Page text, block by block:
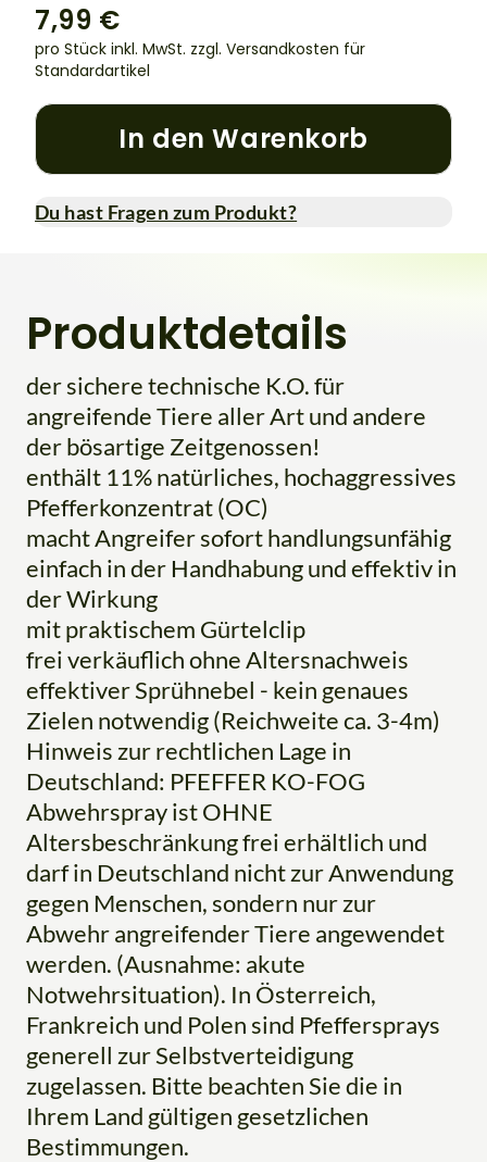
7,99 €
pro Stück inkl. MwSt. zzgl. Versandkosten für
Standardartikel
In den Warenkorb
Du hast Fragen zum Produkt?
Produktdetails
der sichere technische K.O. für
angreifende Tiere aller Art und andere
der bösartige Zeitgenossen!
enthält 11% natürliches, hochaggressives
Pfefferkonzentrat (OC)
macht Angreifer sofort handlungsunfähig
einfach in der Handhabung und effektiv in
der Wirkung
mit praktischem Gürtelclip
frei verkäuflich ohne Altersnachweis
effektiver Sprühnebel - kein genaues
Zielen notwendig (Reichweite ca. 3-4m)
Hinweis zur rechtlichen Lage in
Deutschland: PFEFFER KO-FOG
Abwehrspray ist OHNE
Altersbeschränkung frei erhältlich und
darf in Deutschland nicht zur Anwendung
gegen Menschen, sondern nur zur
Abwehr angreifender Tiere angewendet
werden. (Ausnahme: akute
Notwehrsituation). In Österreich,
Frankreich und Polen sind Pfeffersprays
generell zur Selbstverteidigung
zugelassen. Bitte beachten Sie die in
Ihrem Land gültigen gesetzlichen
Bestimmungen.